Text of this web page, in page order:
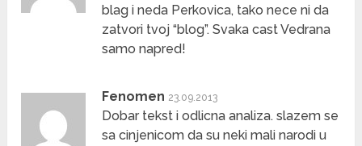
blag i neda Perkovica, tako nece ni da
zatvori tvoj “blog”. Svaka cast Vedrana
samo napred!
Fenomen 23.09.2013
Dobar tekst i odlicna analiza. slazem se
sa cinjenicom da su neki mali narodi u